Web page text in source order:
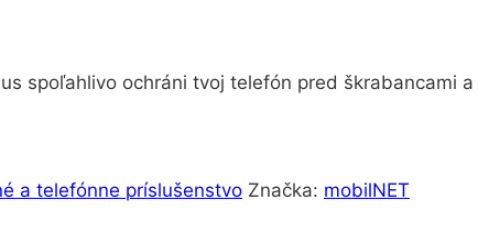
spoľahlivo ochráni tvoj telefón pred škrabancami
a telefónne príslušenstvo Značka: mobilNET